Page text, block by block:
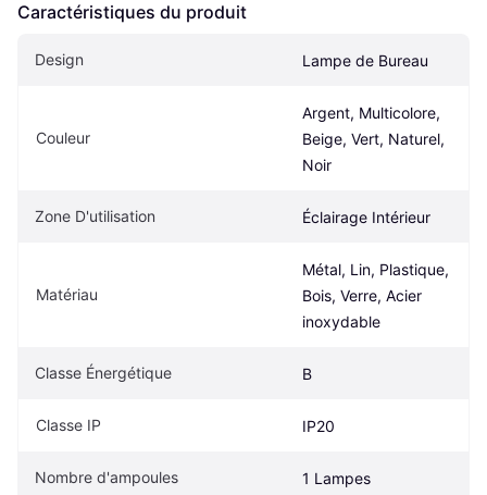
Caractéristiques du produit
Design Lampe de Bureau
Couleur
Argent, Multicolore,
Beige, Vert, Naturel,
Noir
Zone D'utilisation Éclairage Intérieur
Matériau
Métal, Lin, Plastique,
Bois, Verre, Acier
inoxydable
Classe Énergétique B
Classe IP IP20
Nombre d'ampoules 1 Lampes